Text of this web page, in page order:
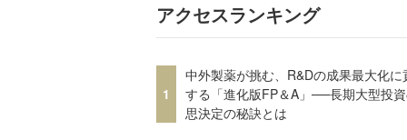
アクセスランキング
1
中外製薬が挑む、R&Dの成果最大化に
する「進化版FP＆A」──長期大型投
思決定の秘訣とは